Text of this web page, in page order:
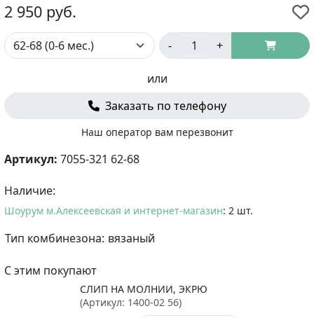
2 950 руб.
- +
или
Заказать по телефону
Наш оператор вам перезвонит
Артикул: 7055-321 62-68
Наличие:
Шоурум м.Алексеевская и интернет-магазин: 2 шт.
Тип комбинезона: вязаный
С этим покупают
СЛИП НА МОЛНИИ, ЭКРЮ
(Артикул: 1400-02 56)